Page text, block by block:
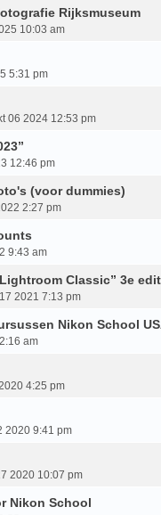
Rijksmuseum
10:03 am
5:31 pm
06 2024 12:53 pm
12:46 pm
(voor dummies)
2:27 pm
9:43 am
Classic” 3e
2021 7:13 pm
Nikon School
am
4:25 pm
2020 9:41 pm
2020 10:07 pm
Nikon School